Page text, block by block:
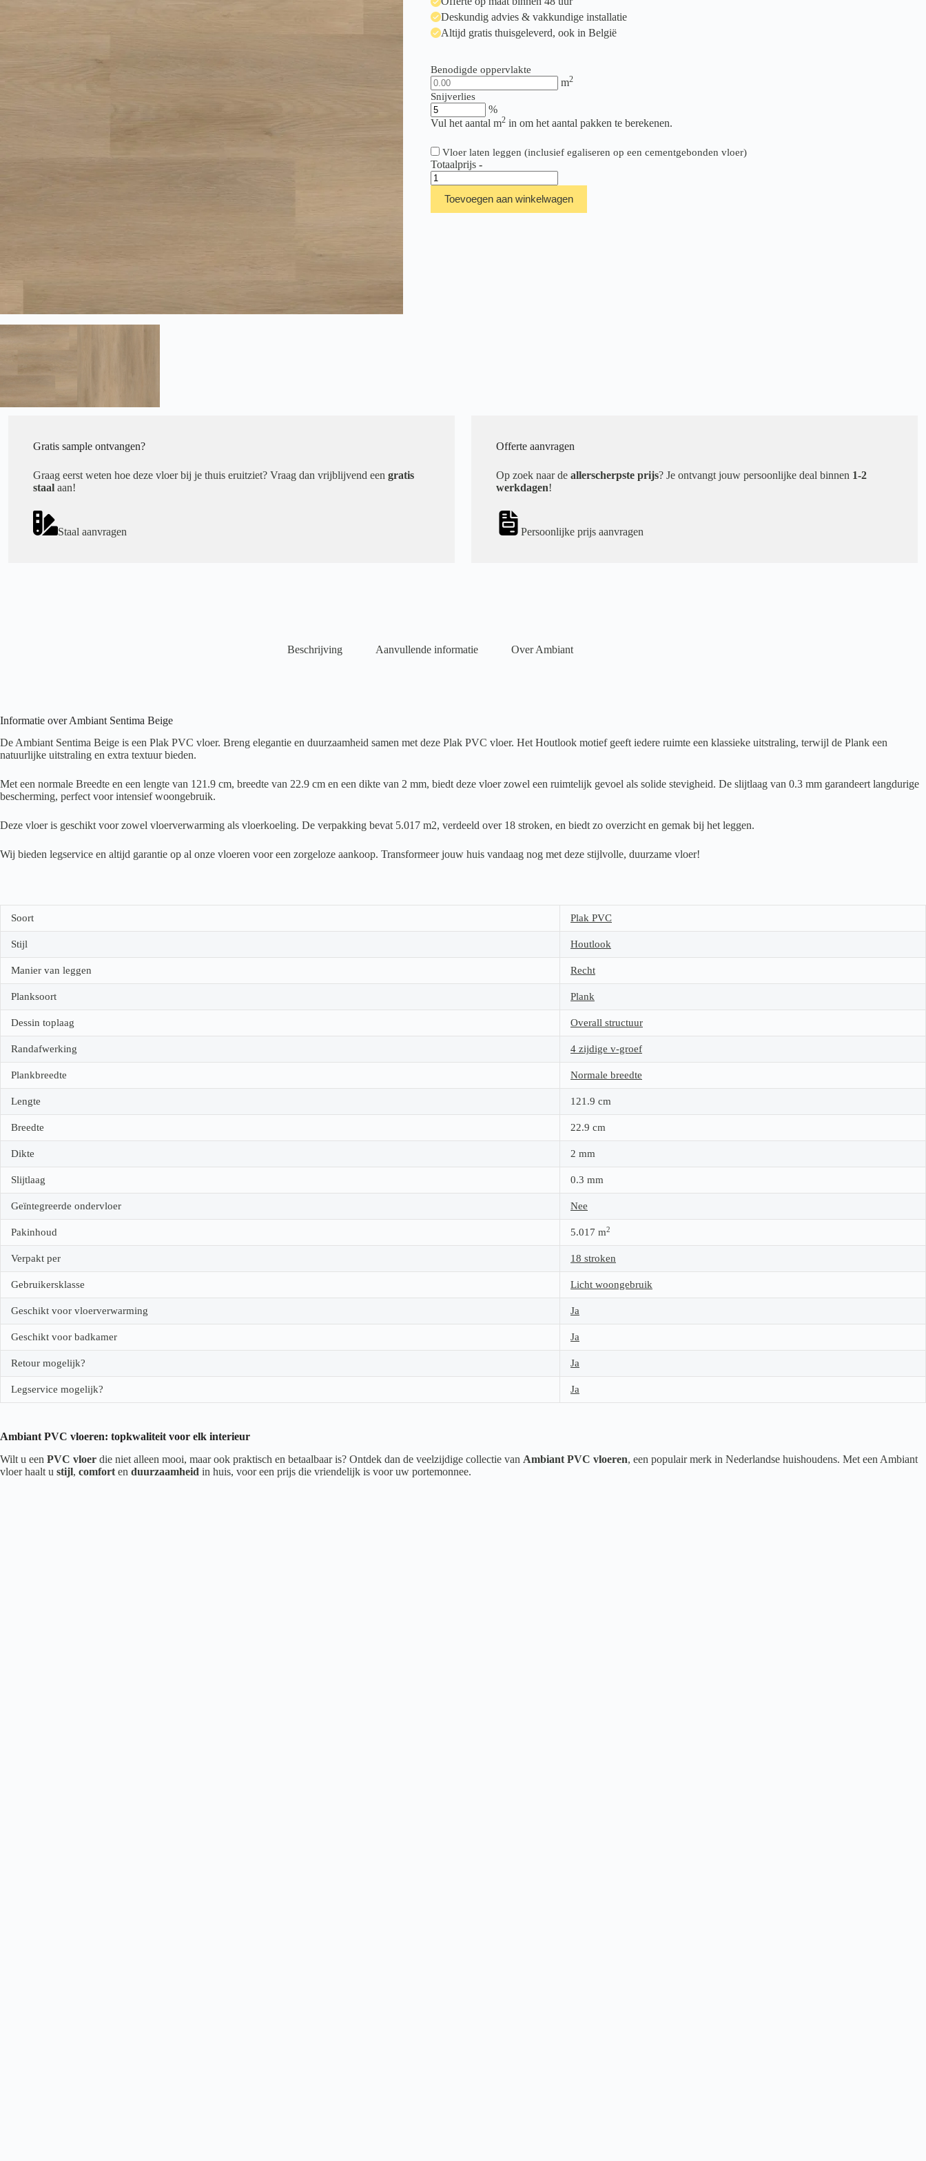
Deskundig advies & vakkundige installatie
Altijd gratis thuisgeleverd, ook in België
Benodigde oppervlakte
m2
Snijverlies
%
Vul het aantal m2in om het aantal pakken te berekenen.
Vloer laten leggen (inclusief egaliseren op een cementgebonden vloer)
Totaalprijs -
Ambiant
Sentima
Beige
aantal
Toevoegen aan winkelwagen
Gratis sample ontvangen?
Graag eerst weten hoe deze vloer bij je thuis eruitziet? Vraag dan vrijblijvend een gratis
staal aan!
Staal aanvragen
Offerte aanvragen
Op zoek naar de allerscherpste prijs? Je ontvangt jouw persoonlijke deal binnen 1-2
werkdagen!
Persoonlijke prijs aanvragen
Beschrijving Aanvullende informatie Over Ambiant
Informatie over Ambiant Sentima Beige
De Ambiant Sentima Beige is een Plak PVC vloer. Breng elegantie en duurzaamheid samen met deze Plak PVC vloer. Het Houtlook motief geeft iedere ruimte een klassieke uitstraling, terwijl de Plank een
natuurlijke uitstraling en extra textuur bieden.
Met een normale Breedte en een lengte van 121.9 cm, breedte van 22.9 cm en een dikte van 2 mm, biedt deze vloer zowel een ruimtelijk gevoel als solide stevigheid. De slijtlaag van 0.3 mm garandeert langdurige
bescherming, perfect voor intensief woongebruik.
Deze vloer is geschikt voor zowel vloerverwarming als vloerkoeling. De verpakking bevat 5.017 m2, verdeeld over 18 stroken, en biedt zo overzicht en gemak bij het leggen.
Wij bieden legservice en altijd garantie op al onze vloeren voor een zorgeloze aankoop. Transformeer jouw huis vandaag nog met deze stijlvolle, duurzame vloer!
Soort Plak PVC
Stijl Houtlook
Manier van leggen Recht
Planksoort Plank
Dessin toplaag Overall structuur
Randafwerking 4 zijdige v-groef
Plankbreedte Normale breedte
Lengte 121.9 cm
Breedte 22.9 cm
Dikte 2 mm
Slijtlaag 0.3 mm
Geïntegreerde ondervloer Nee
Pakinhoud 5.017 m2
Verpakt per 18 stroken
Gebruikersklasse Licht woongebruik
Geschikt voor vloerverwarming Ja
Geschikt voor badkamer Ja
Retour mogelijk? Ja
Legservice mogelijk? Ja
Ambiant PVC vloeren: topkwaliteit voor elk interieur
Wilt u een PVC vloer die niet alleen mooi, maar ook praktisch en betaalbaar is? Ontdek dan de veelzijdige collectie van Ambiant PVC vloeren, een populair merk in Nederlandse huishoudens. Met een Ambiant
vloer haalt u stijl, comfort en duurzaamheid in huis, voor een prijs die vriendelijk is voor uw portemonnee.